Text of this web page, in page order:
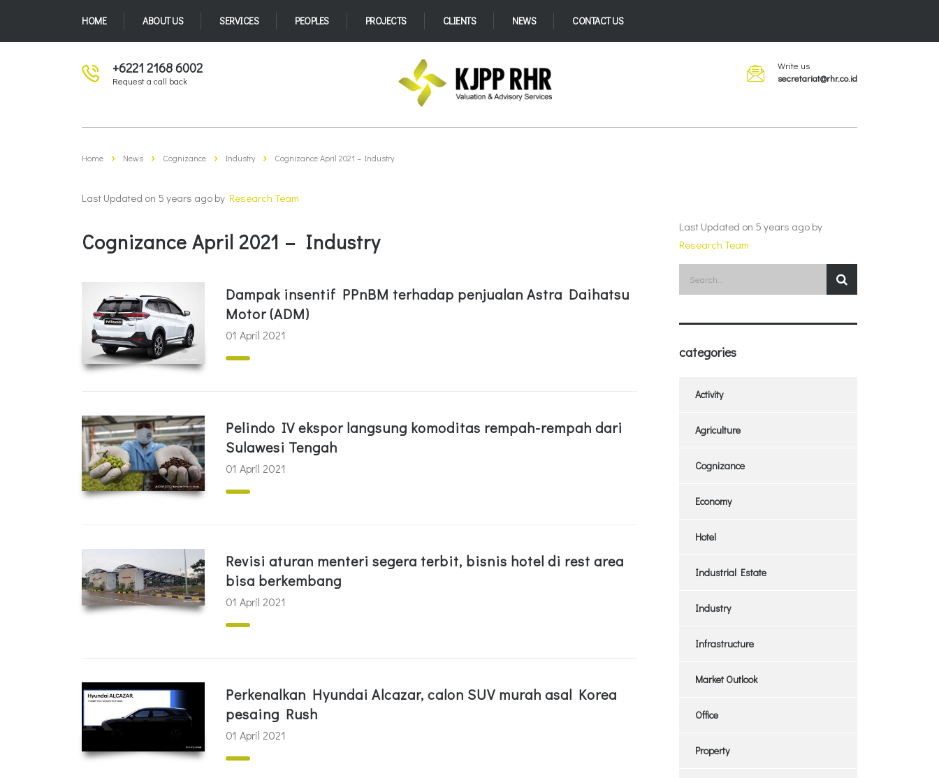
HOME ABOUT US SERVICES PEOPLES PROJECTS CLIENTS NEWS CONTACT US
+6221 2168 6002
Request a call back
Write us
secretariat@rhr.co.id
Home News Cognizance Industry Cognizance April 2021 – Industry
Last Updated on 5 years ago by Research Team
Cognizance April 2021 – Industry
Dampak insentif PPnBM terhadap penjualan Astra Daihatsu
Motor (ADM)
01 April 2021
Pelindo IV ekspor langsung komoditas rempah-rempah dari
Sulawesi Tengah
01 April 2021
Revisi aturan menteri segera terbit, bisnis hotel di rest area
bisa berkembang
01 April 2021
Perkenalkan Hyundai Alcazar, calon SUV murah asal Korea
pesaing Rush
01 April 2021
Last Updated on 5 years ago by
Research Team
categories
Activity
Agriculture
Cognizance
Economy
Hotel
Industrial Estate
Industry
Infrastructure
Market Outlook
Office
Property